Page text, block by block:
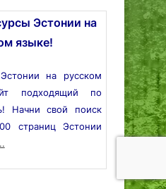
Эстонии на
языке!
на русском
подходящий по
Начни свой поиск
страниц Эстонии